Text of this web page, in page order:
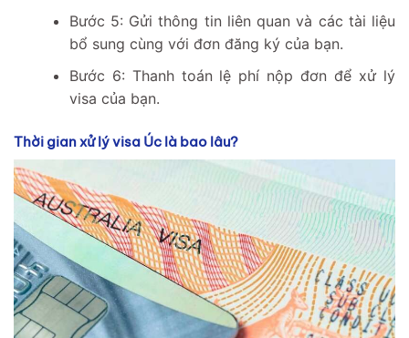
Bước 5: Gửi thông tin liên quan và các tài liệu
bổ sung cùng với đơn đăng ký của bạn.
Bước 6: Thanh toán lệ phí nộp đơn để xử lý
visa của bạn.
Thời gian xử lý visa Úc là bao lâu?